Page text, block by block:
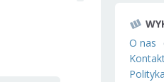
O nas